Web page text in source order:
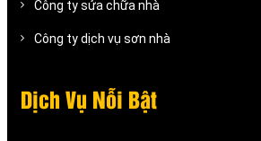
Công ty sửa chữa nhà
Công ty dịch vụ sơn nhà
Dịch Vụ Nỗi Bật